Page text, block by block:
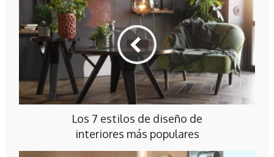
Los 7 estilos de diseño de
interiores más populares